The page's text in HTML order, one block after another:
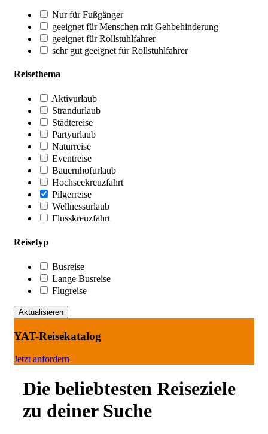
Nur für Fußgänger
geeignet für Menschen mit Gehbehinderung
geeignet für Rollstuhlfahrer
sehr gut geeignet für Rollstuhlfahrer
Reisethema
Aktivurlaub
Strandurlaub
Städtereise
Partyurlaub
Naturreise
Eventreise
Bauernhofurlaub
Hochseekreuzfahrt
Pilgerreise
Wellnessurlaub
Flusskreuzfahrt
Reisetyp
Busreise
Lange Busreise
Flugreise
YAT-Reisekatalog
Jetzt anfordern
Die beliebtesten Reiseziele
zu deiner Suche